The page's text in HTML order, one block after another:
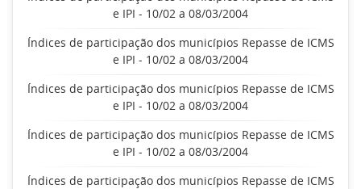
e IPI - 10/02 a 08/03/2004
Índices de participação dos municípios Repasse de ICMS
e IPI - 10/02 a 08/03/2004
Índices de participação dos municípios Repasse de ICMS
e IPI - 10/02 a 08/03/2004
Índices de participação dos municípios Repasse de ICMS
e IPI - 10/02 a 08/03/2004
Índices de participação dos municípios Repasse de ICMS